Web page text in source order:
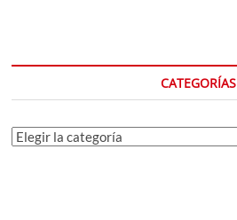
CATEGORÍAS
Categorías